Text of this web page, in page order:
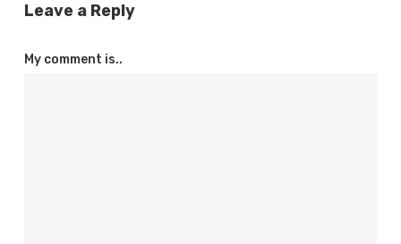
Leave a Reply
My comment is..